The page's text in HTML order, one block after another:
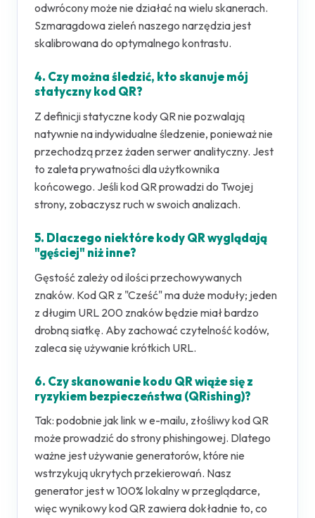
odwrócony może nie działać na wielu skanerach.
Szmaragdowa zieleń naszego narzędzia jest
skalibrowana do optymalnego kontrastu.
4. Czy można śledzić, kto skanuje mój
statyczny kod QR?
Z definicji statyczne kody QR nie pozwalają
natywnie na indywidualne śledzenie, ponieważ nie
przechodzą przez żaden serwer analityczny. Jest
to zaleta prywatności dla użytkownika
końcowego. Jeśli kod QR prowadzi do Twojej
strony, zobaczysz ruch w swoich analizach.
5. Dlaczego niektóre kody QR wyglądają
"gęściej" niż inne?
Gęstość zależy od ilości przechowywanych
znaków. Kod QR z "Cześć" ma duże moduły; jeden
z długim URL 200 znaków będzie miał bardzo
drobną siatkę. Aby zachować czytelność kodów,
zaleca się używanie krótkich URL.
6. Czy skanowanie kodu QR wiąże się z
ryzykiem bezpieczeństwa (QRishing)?
Tak: podobnie jak link w e-mailu, złośliwy kod QR
może prowadzić do strony phishingowej. Dlatego
ważne jest używanie generatorów, które nie
wstrzykują ukrytych przekierowań. Nasz
generator jest w 100% lokalny w przeglądarce,
więc wynikowy kod QR zawiera dokładnie to, co